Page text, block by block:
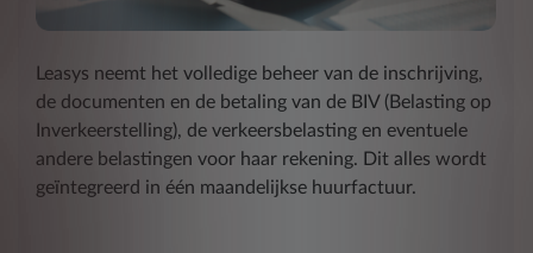
Leasys neemt het volledige beheer van de inschrijving,
de documenten en de betaling van de BIV (Belasting op
Inverkeerstelling), de verkeersbelasting en eventuele
andere belastingen voor haar rekening. Dit alles wordt
geïntegreerd in één maandelijkse huurfactuur.